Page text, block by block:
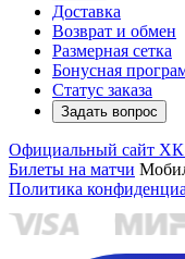
Доставка
Возврат и обмен
Размерная сетка
Бонусная
Статус заказа
Задать вопрос
Официальный сайт ХК
Билеты на матчи
Политика